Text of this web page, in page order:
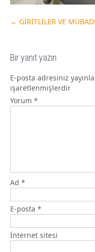
← GİRİTLİLER VE
Bir yanıt yazın
E-posta adresiniz
işaretlenmişlerdir
Yorum *
Ad *
E-posta *
İnternet sitesi